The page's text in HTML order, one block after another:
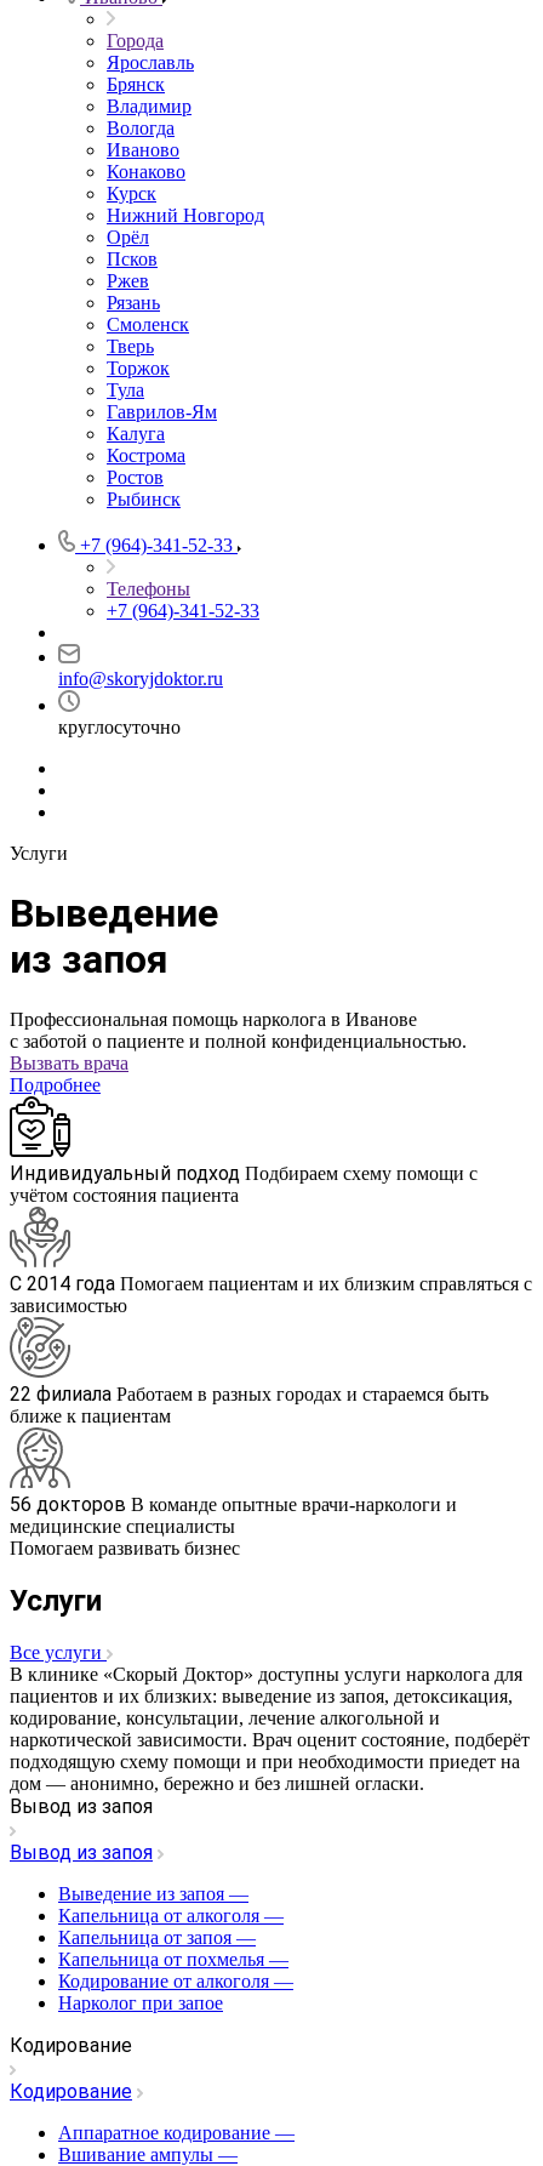
Города
Ярославль
Брянск
Владимир
Вологда
Иваново
Конаково
Курск
Нижний Новгород
Орёл
Псков
Ржев
Рязань
Смоленск
Тверь
Торжок
Тула
Гаврилов-Ям
Калуга
Кострома
Ростов
Рыбинск
+7 (964)-341-52-33
Телефоны
+7 (964)-341-52-33
info@skoryjdoktor.ru
круглосуточно
Услуги
Выведение
из запоя
Профессиональная помощь нарколога в Иванове
с заботой о пациенте и полной конфиденциальностью.
Вызвать врача
Подробнее
Индивидуальный подход Подбираем схему помощи с
учётом состояния пациента
С 2014 года Помогаем пациентам и их близким справляться с
зависимостью
22 филиала Работаем в разных городах и стараемся быть
ближе к пациентам
56 докторов В команде опытные врачи-наркологи и
медицинские специалисты
Помогаем развивать бизнес
Услуги
Все услуги
В клинике «Скорый Доктор» доступны услуги нарколога для
пациентов и их близких: выведение из запоя, детоксикация,
кодирование, консультации, лечение алкогольной и
наркотической зависимости. Врач оценит состояние, подберёт
подходящую схему помощи и при необходимости приедет на
дом — анонимно, бережно и без лишней огласки.
Вывод из запоя
Вывод из запоя
Выведение из запоя —
Капельница от алкоголя —
Капельница от запоя —
Капельница от похмелья —
Кодирование от алкоголя —
Нарколог при запое
Кодирование
Кодирование
Аппаратное кодирование —
Вшивание ампулы —